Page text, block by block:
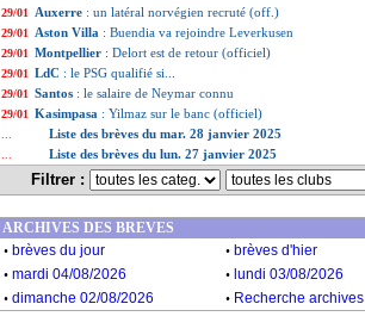
29/01 Auxerre : un latéral norvégien recruté (off.)
29/01 Aston Villa : Buendia va rejoindre Leverkusen
29/01 Montpellier : Delort est de retour (officiel)
29/01 LdC : le PSG qualifié si...
29/01 Santos : le salaire de Neymar connu
29/01 Kasimpasa : Yilmaz sur le banc (officiel)
Liste des brèves du mar. 28 janvier 2025
Liste des brèves du lun. 27 janvier 2025
Filtrer :
ARCHIVES DES BREVES
. brèves du jour . brèves d'hier
. mardi 04/08/2026 . lundi 03/08/2026
. dimanche 02/08/2026 . Recherche archives